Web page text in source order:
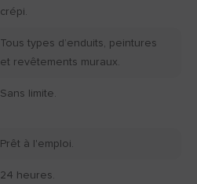
crépi.
Tous types d’enduits, peintures
et revêtements muraux.
Sans limite.
Prêt à l'emploi.
24 heures.